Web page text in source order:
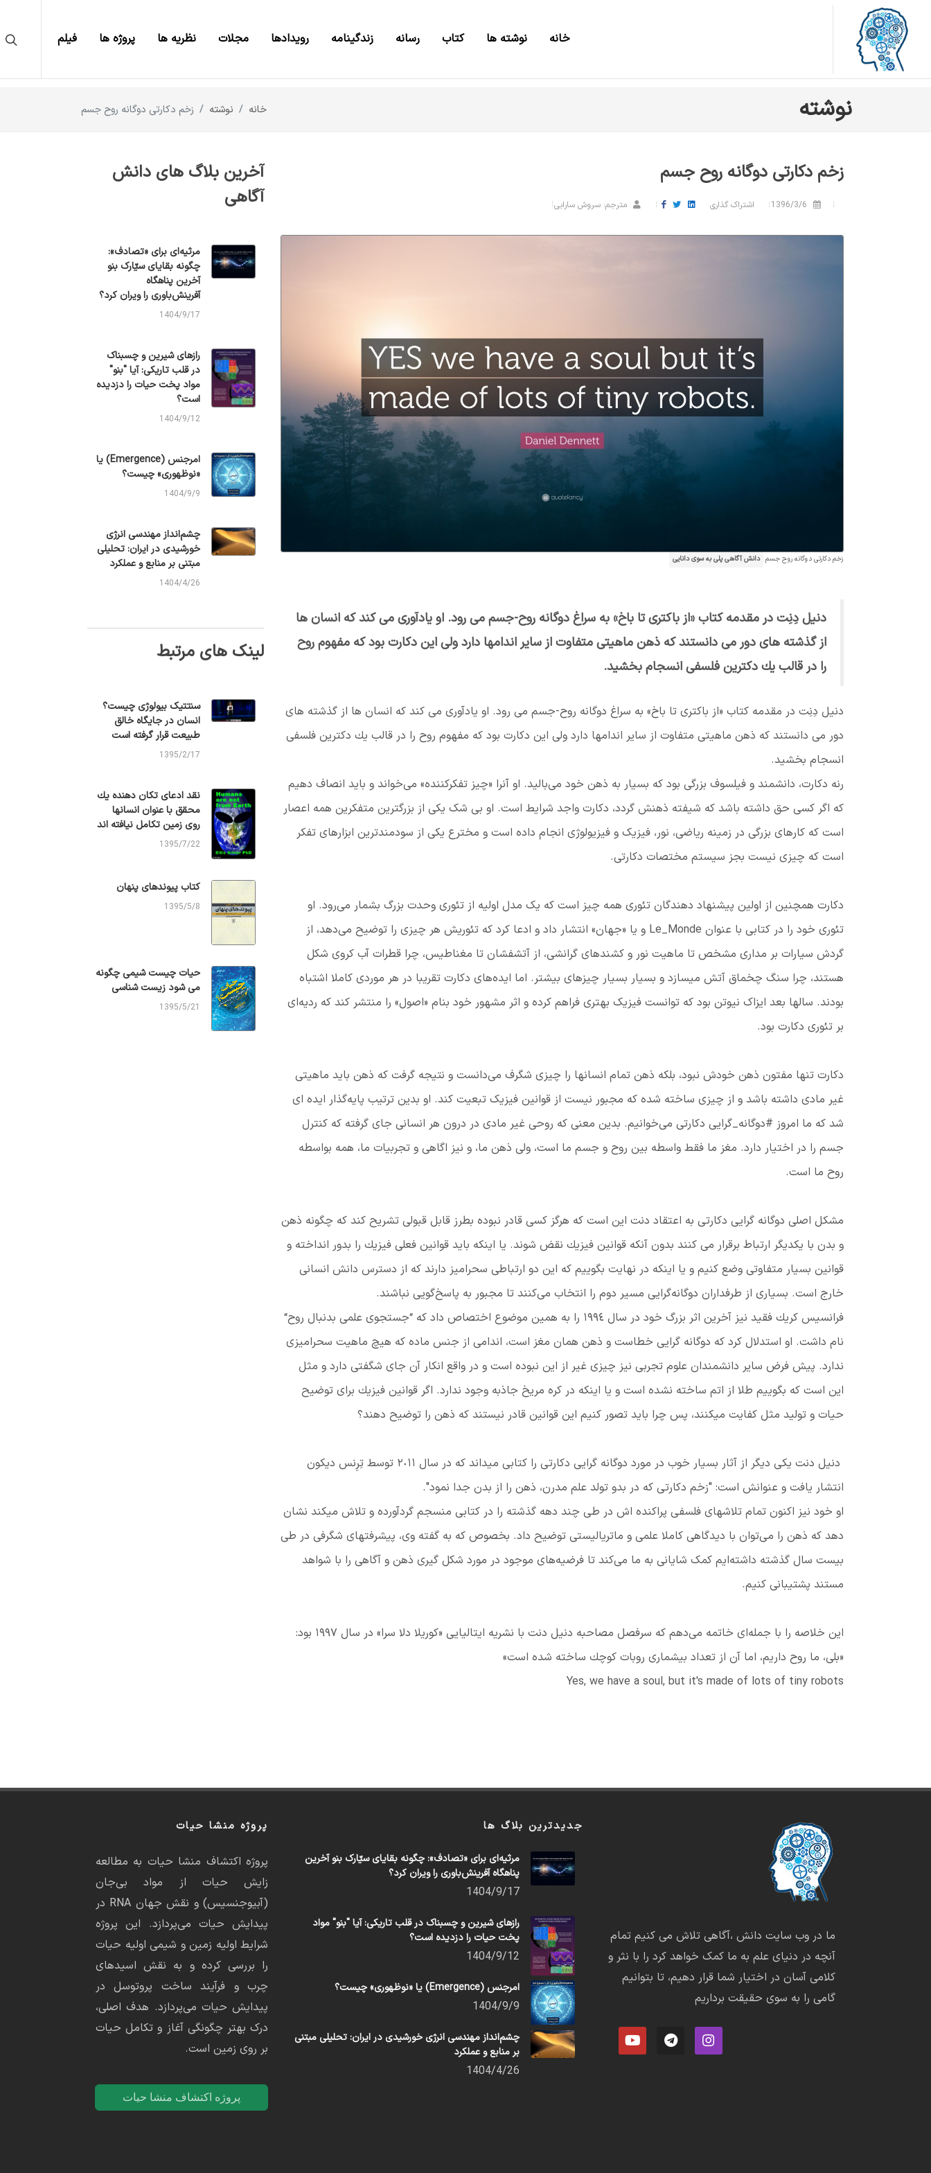
خانه نوشته ها کتاب رسانه زندگینامه رویدادها مجلات نظریه ها پروژه ها فیلم
نوشته خانه نوشته زخم دکارتی دوگانه روح جسم
زخم دکارتی دوگانه روح جسم
اشتراک گذاری مترجم: سروش سارابی
زخم دکارتی دوگانه روح جسم دانش آگاهی پلی به سوی دانایی
دنیل دِنِت در مقدمه كتاب «از باكتری تا باخ» به سراغ دوگانه روح-جسم می رود. او یادآوری می كند كه انسان ها
از گذشته های دور می دانستند كه ذهن ماهیتی متفاوت از ساير اندامها دارد ولی این دكارت بود كه مفهوم روح
را در قالب یك دكترین فلسفی انسجام بخشید.
دنیل دِنِت در مقدمه كتاب «از باكتری تا باخ» به سراغ دوگانه روح-جسم می رود. او یادآوری می كند كه انسان ها از گذشته های
دور می دانستند كه ذهن ماهیتی متفاوت از ساير اندامها دارد ولی این دكارت بود كه مفهوم روح را در قالب یك دكترین فلسفی
انسجام بخشید.
رنه دکارت، دانشمند و فیلسوف بزرگی بود كه بسیار به ذهن خود می‌بالید. او آنرا «چیز تفکركننده» می‌خواند و باید انصاف دهیم
كه اگر کسی حق داشته باشد که شیفته ذهنش گردد، دکارت واجد شرایط است. او بی شک یکی از بزرگترین متفکرین همه اعصار
است که کارهای بزرگی در زمینه ریاضی، نور، فیزیک و فیزیولوژی انجام داده است و مخترع یکی از سودمندترین ابزارهای تفکر
است که چیزی نیست بجز سیستم مختصات دکارتی.
دکارت همچنین از اولین پیشنهاد دهندگان تئوری همه چیز است که یک مدل اولیه از تئوری وحدت بزرگ بشمار می‌رود. او
تئوری خود را در کتابی با عنوان Le_Monde و یا «جهان» انتشار داد و ادعا کرد که تئوریش هر چیزی را توضیح می‌دهد، از
گردش سیارات بر مداری مشخص تا ماهیت نور و کشندهای گرانشی، از آتشفشان تا مغناطیس، چرا قطرات آب کروی شکل
هستند، چرا سنگ چخماق آتش میسازد و بسیار بسیار چیزهای بیشتر. اما ایده‌های دکارت تقریبا در هر موردی کاملا اشتباه
بودند. سالها بعد ایزاک نیوتن بود که توانست فیزیک بهتری فراهم کرده و اثر مشهور خود بنام «اصول» را منتشر کند که ردیه‌ای
بر تئوری دکارت بود.
دکارت تنها مفتون ذهن خودش نبود، بلکه ذهن تمام انسانها را چیزی شگرف می‌دانست و نتیجه گرفت که ذهن باید ماهیتی
غیر مادی داشته باشد و از چیزی ساخته شده که مجبور نیست از قوانین فیزیک تبعیت کند. او بدین ترتیب پایه‌گذار ایده ای
شد که ما امروز #دوگانه_گرایی دکارتی می‌خوانیم. بدین معنی كه روحی غیر مادی در درون هر انسانی جای گرفته كه كنترل
جسم را در اختیار دارد. مغز ما فقط واسطه بین روح و جسم ما است، ولی ذهن ما، و نیز اگاهی و تجربیات ما، همه بواسطه
روح ما است.
مشكل اصلی دوگانه گرایی دكارتى به اعتقاد دنت این است كه هرگز كسی قادر نبوده بطرز قابل قبولی تشریح كند كه چگونه ذهن
و بدن با یكدیگر ارتباط برقرار می كنند بدون آنكه قوانین فیزیك نقض شوند. یا اینكه باید قوانین فعلی فیزیك را بدور انداخته و
قوانین بسیار متفاوتی وضع كنیم و یا اینكه در نهایت بگوییم كه این دو ارتباطی سحرامیز دارند كه از دسترس دانش انسانی
خارج است. بسیاری از طرفداران دوگانه‌گرایی مسیر دوم را انتخاب می‌کنند تا مجبور به پاسخ‌گویی نباشند.
فرانسیس كريك فقید نیز آخرین اثر بزرگ خود در سال ١٩٩٤ را به همین موضوع اختصاص داد كه “جستجوی علمی بدنبال روح“
نام داشت. او استدلال كرد كه دوگانه گرایی خطاست و ذهن همان مغز است، اندامی از جنس ماده كه هیچ ماهیت سحرامیزی
ندارد. پیش فرض سایر دانشمندان علوم تجربی نیز چیزی غیر از این نبوده است و در واقع انكار آن جای شگفتی دارد و مثل
این است كه بگوییم طلا از اتم ساخته نشده است و یا اینكه در كره مریخ جاذبه وجود ندارد. اگر قوانین فیزیك برای توضیح
حيات و تولید مثل كفایت میكنند، پس چرا باید تصور كنیم این قوانین قادر نیستند كه ذهن را توضیح دهند؟
دنيل دنت يكى ديگر از آثار بسيار خوب در مورد دوگانه گرايی دكارتى را كتابى ميداند كه در سال ٢٠١١ توسط تِرِنس ديكون
انتشار يافت و عنوانش است: "زخم دكارتى كه در بدو تولد علم مدرن، ذهن را از بدن جدا نمود".
او خود نيز اكنون تمام تلاشهاى فلسفى پراكنده اش در طى چند دهه گذشته را در كتابى منسجم گردآورده و تلاش ميكند نشان
دهد كه ذهن را مى‌توان با دیدگاهی کاملا علمی و ماتریالیستی توضیح داد. بخصوص که به گفته وی، پیشرفتهای شگرفی در طی
بیست سال گذشته داشته‌ایم کمک شایانی به ما می‌کند تا فرضیه‌های موجود در مورد شکل گیری ذهن و آگاهی را با شواهد
مستند پشتیبانی کنیم.
این خلاصه را با جمله‌ای خاتمه می‌دهم که سرفصل مصاحبه دنیل دنت با نشریه ایتالیایی «کوریلا دلا سرا» در سال ۱۹۹۷ بود:
«بلی، ما روح داريم، اما آن از تعداد بیشماری روبات كوچك ساخته شده است»
Yes, we have a soul, but it's made of lots of tiny robots
آخرین بلاگ های دانش
آگاهی
مرثیه‌ای برای «تصادف»:
چگونه بقایای سیّارک بنو
آخرین پناهگاه
آفرینش‌باوری را ویران کرد؟
1404/9/17
رازهای شیرین و چسبناک
در قلب تاریکی: آیا "بنو"
مواد پخت حیات را دزدیده
است؟
1404/9/12
امرجنس (Emergence) یا
«نوظهوری» چیست؟
1404/9/9
چشم‌انداز مهندسی انرژی
خورشیدی در ایران: تحلیلی
مبتنی بر منابع و عملکرد
1404/4/26
لینک های مرتبط
سنتتیک بیولوژی چیست؟
انسان در جایگاه خالق
طبیعت قرار گرفته است
1395/2/17
نقد ادعای تكان دهنده يك
محقق با عنوان انسانها
روی زمين تكامل نيافته اند
1395/7/22
کتاب پیوندهای پنهان
1395/5/8
حیات چیست شیمی چگونه
می شود زیست شناسی
1395/5/21
ما در وب سایت دانش ،آگاهی تلاش می کنیم تمام
آنچه در دنیای علم به ما کمک خواهد کرد را با نثر و
کلامی آسان در اختیار شما قرار دهیم، تا بتوانیم
گامی را به سوی حقیقت برداریم
جدیدترین بلاگ ها
مرثیه‌ای برای «تصادف»: چگونه بقایای سیّارک بنو آخرین
پناهگاه آفرینش‌باوری را ویران کرد؟
1404/9/17
رازهای شیرین و چسبناک در قلب تاریکی: آیا "بنو" مواد
پخت حیات را دزدیده است؟
1404/9/12
امرجنس (Emergence) یا «نوظهوری» چیست؟
1404/9/9
چشم‌انداز مهندسی انرژی خورشیدی در ایران: تحلیلی مبتنی
بر منابع و عملکرد
1404/4/26
پروژه منشا حیات
پروژه اکتشاف منشا حیات به مطالعه
زایش حیات از مواد بی‌جان
(آبیوجنسیس) و نقش جهان RNA در
پیدایش حیات می‌پردازد. این پروژه
شرایط اولیه زمین و شیمی اولیه حیات
را بررسی کرده و به نقش اسیدهای
چرب و فرآیند ساخت پروتوسل در
پیدایش حیات می‌پردازد. هدف اصلی،
درک بهتر چگونگی آغاز و تکامل حیات
بر روی زمین است.
پروژه اکتشاف منشا حیات